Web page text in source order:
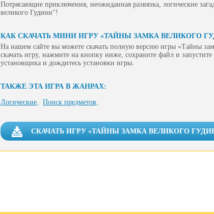
Потрясающие приключения, неожиданная развязка, логические
великого Гудини"!
КАК СКАЧАТЬ МИНИ ИГРУ «ТАЙНЫ ЗАМКА ВЕЛИКОГО
На нашем сайте вы можете скачать полную версию игры «Тайны
скачать игру, нажмите на кнопку ниже, сохраните файл и
установщика и дождитесь установки игры.
ТАКЖЕ ЭТА ИГРА В ЖАНРАХ:
Логические, Поиск предметов,
СКАЧАТЬ ИГРУ «ТАЙНЫ ЗАМКА ВЕЛИКОГО